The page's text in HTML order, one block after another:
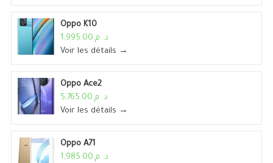
Oppo K10
د. م.1,995.00
Voir les détails →
Oppo Ace2
د. م.5,765.00
Voir les détails →
Oppo A71
د. م.1,985.00